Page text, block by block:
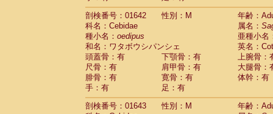
CercopithecidaeMacaca fuscata
CercopithecidaeMacaca maura(1)
Cercopithecidae Macaca mulatta(45)
Cercopithecidae Macaca nemestrina(3)
Cercopithecidae Macaca nigra(1)
CercopithecidaeMacaca radiata(7)
CercopithecidaeMacaca silenus(0)
CercopithecidaeMacaca sinica (0)
CercopithecidaeMacaca sylvanus
CercopithecidaeMacaca thibetana (0)
剖検番号：01642
性別：M
年齢：
科名：Cebidae
属名：
種小名： oedipus
亜種小名
和名：ワタボウシパンシェ
英名：
頭蓋骨：有
下顎骨：有
上腕骨：
尺骨：有
肩甲骨：有
大腿骨：
腓骨：有
寛骨：有
体幹：有
手：有
足：有
剖検番号：01643
性別：M
年齢：